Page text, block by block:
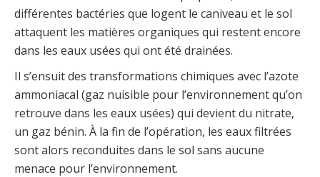
différentes bactéries que logent le caniveau et le sol
attaquent les matières organiques qui restent encore
dans les eaux usées qui ont été drainées.
Il s’ensuit des transformations chimiques avec l’azote
ammoniacal (gaz nuisible pour l’environnement qu’on
retrouve dans les eaux usées) qui devient du nitrate,
un gaz bénin. À la fin de l’opération, les eaux filtrées
sont alors reconduites dans le sol sans aucune
menace pour l’environnement.